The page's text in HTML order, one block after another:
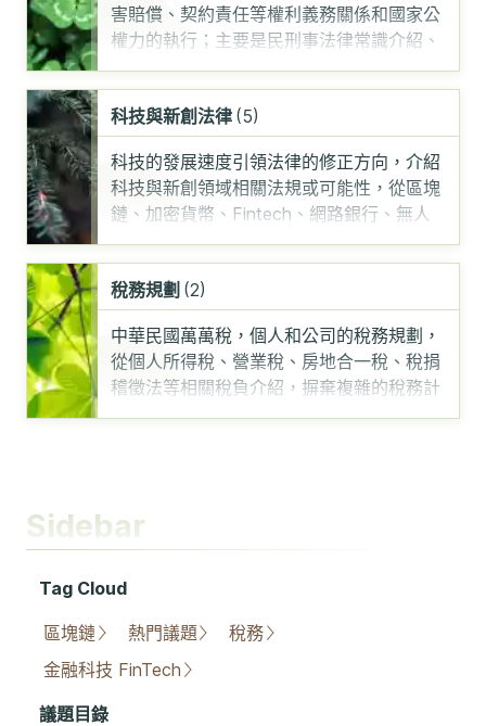
Sidebar
Tag Cloud
區塊鏈 熱門議題
稅務
金融科技 FinTech
議題目錄
害賠償、契約責任等權利義務關係和國家公
權力的執行；主要是民刑事法律常識介紹、
法律修法提醒和一……
科技與新創法律 (5)
科技的發展速度引領法律的修正方向，介紹
科技與新創領域相關法規或可能性，從區塊
鏈、加密貨幣、Fintech、網路銀行、無人
機、娛樂法……
稅務規劃 (2)
中華民國萬萬稅，個人和公司的稅務規劃，
從個人所得稅、營業稅、房地合一稅、稅捐
稽徵法等相關稅負介紹，摒棄複雜的稅務計
算，盡量從原則性……